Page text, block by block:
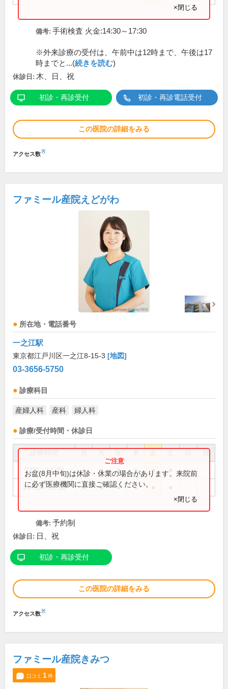
×閉じる
備考: 手術検査 火金:14:30～17:30
※外来診療の受付は、午前中は12時まで、午後は17
時までと...(続きを読む)
休診日: 木、日、祝
初診・再診受付 初診・再診電話受付
この医院の詳細をみる
アクセス数※
ファミール産院えどがわ
所在地・電話番号
一之江駅
東京都江戸川区一之江8-15-3 [地図]
03-3656-5750
診療科目
産婦人科 産科 婦人科
診療/受付時間・休診日
祝
9:00～11:30 ● ● ● ● ●
14:00～16:30 ● ● ● ●
お盆(8月中旬)は休診・休業の場合があります。来院前
に必ず医療機関に直接ご確認ください。
×閉じる
備考: 予約制
休診日: 日、祝
初診・再診受付
この医院の詳細をみる
アクセス数※
ファミール産院きみつ
口コミ 1件